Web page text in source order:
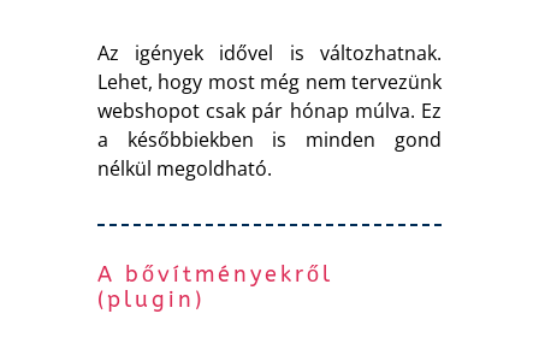
Az igények idővel is változhatnak.
Lehet, hogy most még nem tervezünk
webshopot csak pár hónap múlva. Ez
a későbbiekben is minden gond
nélkül megoldható.
A bővítményekről
(plugin)